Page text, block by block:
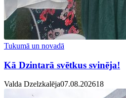
Tukumā un novadā
Kā Dzintarā svētkus svinēja!
Valda Dzelzkalēja07.08.202618